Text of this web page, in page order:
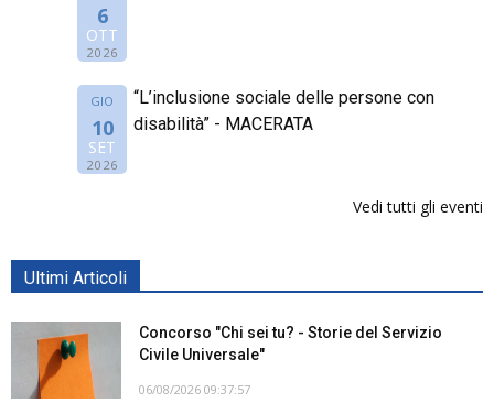
6
OTT
2026
GIO
10
SET
2026
“L’inclusione sociale delle persone con
disabilità” - MACERATA
Vedi tutti gli eventi
Ultimi Articoli
Concorso "Chi sei tu? - Storie del Servizio
Civile Universale"
06/08/2026 09:37:57